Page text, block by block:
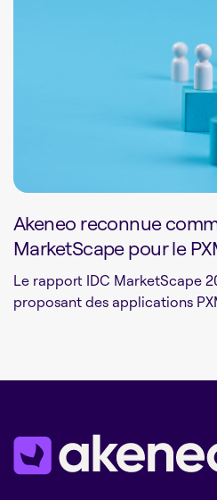
Akeneo reconnue
MarketScape pour le
Le rapport IDC MarketScape
proposant des applications